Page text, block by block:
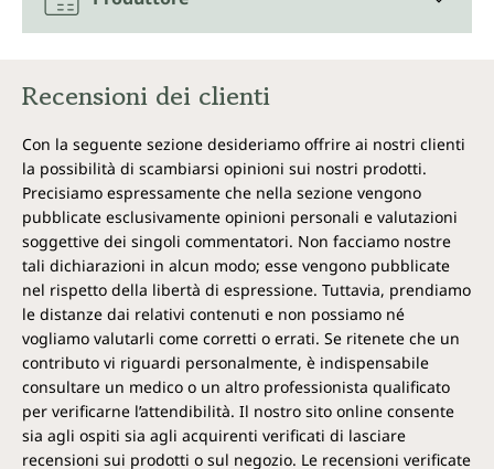
Recensioni dei clienti
Con la seguente sezione desideriamo offrire ai nostri clienti
la possibilità di scambiarsi opinioni sui nostri prodotti.
Precisiamo espressamente che nella sezione vengono
pubblicate esclusivamente opinioni personali e valutazioni
soggettive dei singoli commentatori. Non facciamo nostre
tali dichiarazioni in alcun modo; esse vengono pubblicate
nel rispetto della libertà di espressione. Tuttavia, prendiamo
le distanze dai relativi contenuti e non possiamo né
vogliamo valutarli come corretti o errati. Se ritenete che un
contributo vi riguardi personalmente, è indispensabile
consultare un medico o un altro professionista qualificato
per verificarne l’attendibilità. Il nostro sito online consente
sia agli ospiti sia agli acquirenti verificati di lasciare
recensioni sui prodotti o sul negozio. Le recensioni verificate